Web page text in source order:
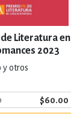
de Literatura en
2023
y otros
$60.00